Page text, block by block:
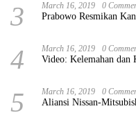
3 March 16, 2019 0
Prabowo Resmikan
4 March 16, 2019 0
Video: Kelemahan
5 March 16, 2019 0
Aliansi Nissan-